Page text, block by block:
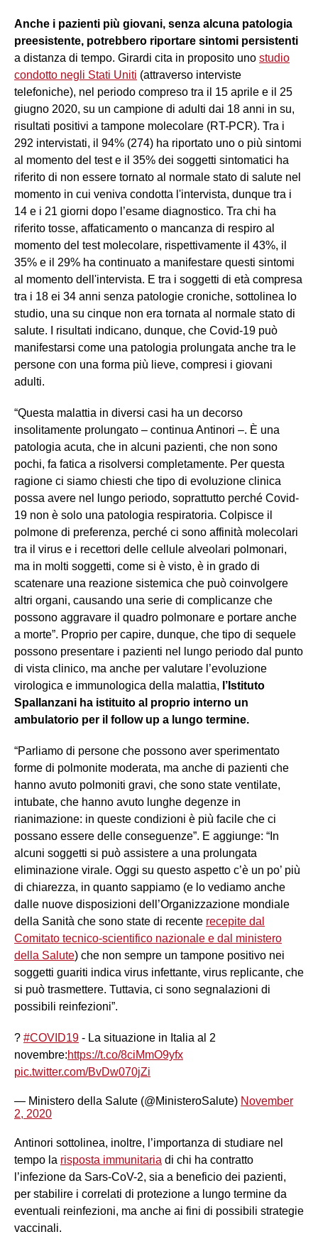
Anche i pazienti più giovani, senza alcuna patologia
preesistente, potrebbero riportare sintomi persistenti
a distanza di tempo. Girardi cita in proposito uno studio
condotto negli Stati Uniti (attraverso interviste
telefoniche), nel periodo compreso tra il 15 aprile e il 25
giugno 2020, su un campione di adulti dai 18 anni in su,
risultati positivi a tampone molecolare (RT-PCR). Tra i
292 intervistati, il 94% (274) ha riportato uno o più sintomi
al momento del test e il 35% dei soggetti sintomatici ha
riferito di non essere tornato al normale stato di salute nel
momento in cui veniva condotta l'intervista, dunque tra i
14 e i 21 giorni dopo l’esame diagnostico. Tra chi ha
riferito tosse, affaticamento o mancanza di respiro al
momento del test molecolare, rispettivamente il 43%, il
35% e il 29% ha continuato a manifestare questi sintomi
al momento dell'intervista. E tra i soggetti di età compresa
tra i 18 ei 34 anni senza patologie croniche, sottolinea lo
studio, una su cinque non era tornata al normale stato di
salute. I risultati indicano, dunque, che Covid-19 può
manifestarsi come una patologia prolungata anche tra le
persone con una forma più lieve, compresi i giovani
adulti.
“Questa malattia in diversi casi ha un decorso
insolitamente prolungato – continua Antinori –. È una
patologia acuta, che in alcuni pazienti, che non sono
pochi, fa fatica a risolversi completamente. Per questa
ragione ci siamo chiesti che tipo di evoluzione clinica
possa avere nel lungo periodo, soprattutto perché Covid-
19 non è solo una patologia respiratoria. Colpisce il
polmone di preferenza, perché ci sono affinità molecolari
tra il virus e i recettori delle cellule alveolari polmonari,
ma in molti soggetti, come si è visto, è in grado di
scatenare una reazione sistemica che può coinvolgere
altri organi, causando una serie di complicanze che
possono aggravare il quadro polmonare e portare anche
a morte”. Proprio per capire, dunque, che tipo di sequele
possono presentare i pazienti nel lungo periodo dal punto
di vista clinico, ma anche per valutare l’evoluzione
virologica e immunologica della malattia, l’Istituto
Spallanzani ha istituito al proprio interno un
ambulatorio per il follow up a lungo termine.
“Parliamo di persone che possono aver sperimentato
forme di polmonite moderata, ma anche di pazienti che
hanno avuto polmoniti gravi, che sono state ventilate,
intubate, che hanno avuto lunghe degenze in
rianimazione: in queste condizioni è più facile che ci
possano essere delle conseguenze”. E aggiunge: “In
alcuni soggetti si può assistere a una prolungata
eliminazione virale. Oggi su questo aspetto c’è un po’ più
di chiarezza, in quanto sappiamo (e lo vediamo anche
dalle nuove disposizioni dell’Organizzazione mondiale
della Sanità che sono state di recente recepite dal
Comitato tecnico-scientifico nazionale e dal ministero
della Salute) che non sempre un tampone positivo nei
soggetti guariti indica virus infettante, virus replicante, che
si può trasmettere. Tuttavia, ci sono segnalazioni di
possibili reinfezioni”.
? #COVID19 - La situazione in Italia al 2
novembre:https://t.co/8ciMmO9yfx
pic.twitter.com/BvDw070jZi
— Ministero della Salute (@MinisteroSalute) November
2, 2020
Antinori sottolinea, inoltre, l’importanza di studiare nel
tempo la risposta immunitaria di chi ha contratto
l’infezione da Sars-CoV-2, sia a beneficio dei pazienti,
per stabilire i correlati di protezione a lungo termine da
eventuali reinfezioni, ma anche ai fini di possibili strategie
vaccinali.